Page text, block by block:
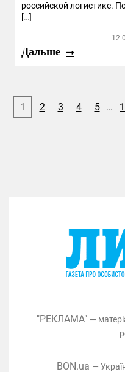
российской логистике.
[…]
12
Дальше
1 2 3 4 5 …
"РЕКЛАМА" —
BON.ua —